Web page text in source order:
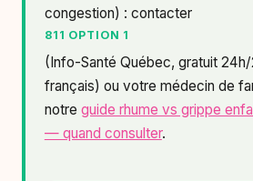
congestion) : contacter
811 OPTION 1
(Info-Santé Québec, gratuit
français) ou votre médecin de
notre guide rhume vs grippe
— quand consulter.